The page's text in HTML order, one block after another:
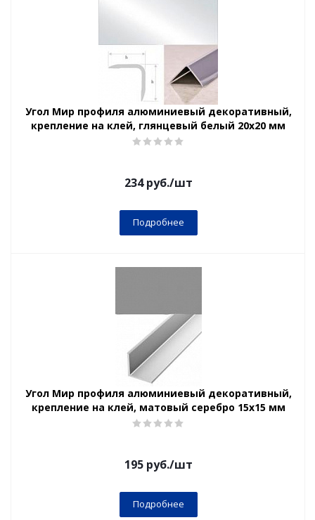
Угол Мир профиля алюминиевый декоративный,
крепление на клей, глянцевый белый 20х20 мм
234руб./шт
Подробнее
Угол Мир профиля алюминиевый декоративный,
крепление на клей, матовый серебро 15х15 мм
195руб./шт
Подробнее